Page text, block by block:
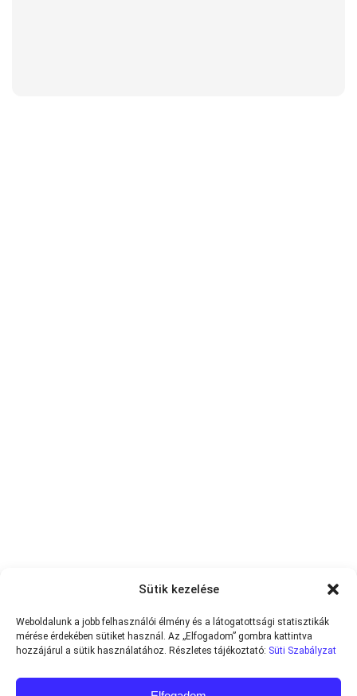
Sütik kezelése
Weboldalunk a jobb felhasználói élmény és a látogatottsági statisztikák
mérése érdekében sütiket használ. Az „Elfogadom” gombra kattintva
hozzájárul a sütik használatához. Részletes tájékoztató: Süti Szabályzat